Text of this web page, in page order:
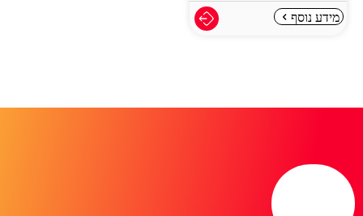
מידע נוסף